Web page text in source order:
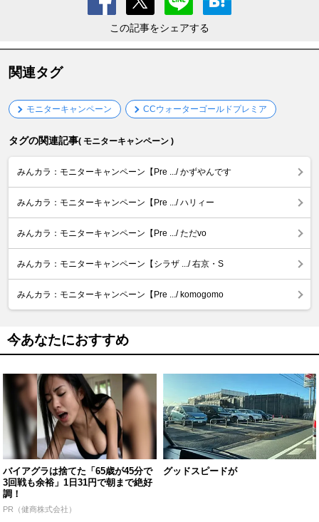
この記事をシェアする
関連タグ
モニターキャンペーン CCウォーターゴールドプレミア
タグの関連記事( モニターキャンペーン )
みんカラ：モニターキャンペーン【Pre .../ かずやんです
みんカラ：モニターキャンペーン【Pre .../ ハリィー
みんカラ：モニターキャンペーン【Pre .../ ただvo
みんカラ：モニターキャンペーン【シラザ .../ 右京・S
みんカラ：モニターキャンペーン【Pre .../ komogomo
今あなたにおすすめ
バイアグラは捨てた「65歳が45分で
3回戦も余裕」1日31円で朝まで絶好
調！
PR（健商株式会社）
グッドスピードが